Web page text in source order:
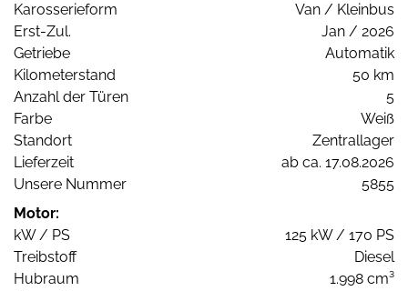
Karosserieform
Van / Kleinbus
Erst-Zul.
Jan / 2026
Getriebe
Automatik
Kilometerstand
50 km
Anzahl der Türen
5
Farbe
Weiß
Standort
Zentrallager
Lieferzeit
ab ca. 17.08.2026
Unsere Nummer
5855
Motor:
kW / PS
125 kW / 170 PS
Treibstoff
Diesel
Hubraum
1.998 cm³